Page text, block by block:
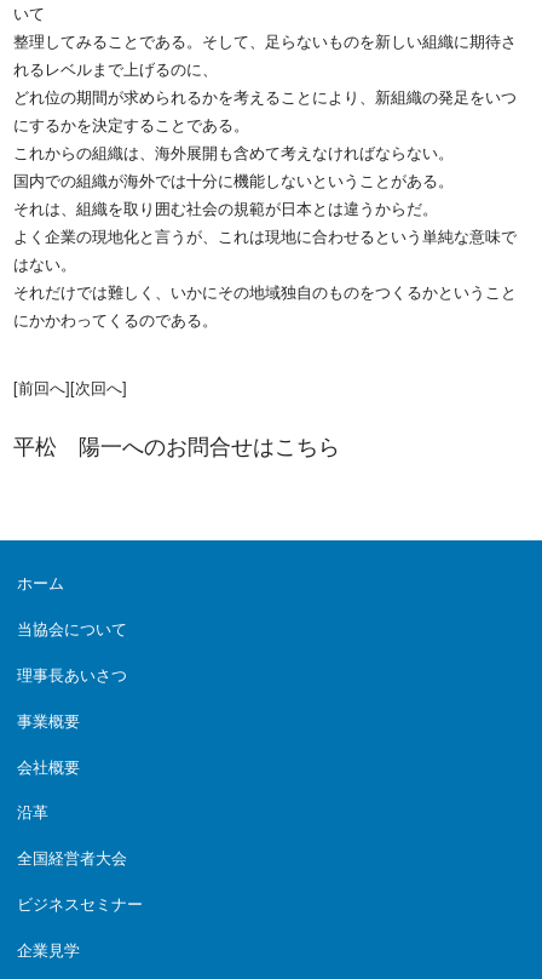
いて
整理してみることである。そして、足らないものを新しい組織に期待さ
れるレベルまで上げるのに、
どれ位の期間が求められるかを考えることにより、新組織の発足をいつ
にするかを決定することである。
これからの組織は、海外展開も含めて考えなければならない。
国内での組織が海外では十分に機能しないということがある。
それは、組織を取り囲む社会の規範が日本とは違うからだ。
よく企業の現地化と言うが、これは現地に合わせるという単純な意味で
はない。
それだけでは難しく、いかにその地域独自のものをつくるかということ
にかかわってくるのである。
[前回へ][次回へ]
平松 陽一へのお問合せはこちら
ホーム
当協会について
理事長あいさつ
事業概要
会社概要
沿革
全国経営者大会
ビジネスセミナー
企業見学